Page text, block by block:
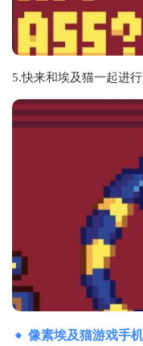
5.快来和埃及猫一起进行
像素埃及猫游戏手